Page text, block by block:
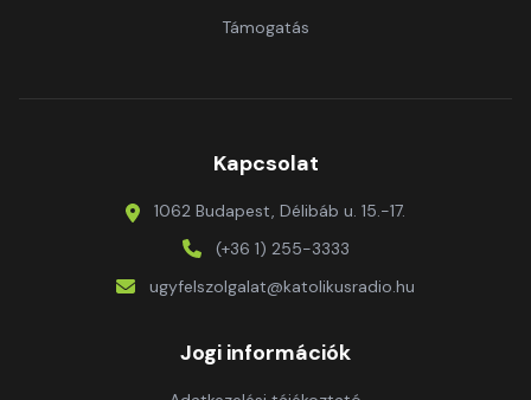
Támogatás
Kapcsolat
1062 Budapest, Délibáb u. 15.-17.
(+36 1) 255-3333
ugyfelszolgalat@katolikusradio.hu
Jogi információk